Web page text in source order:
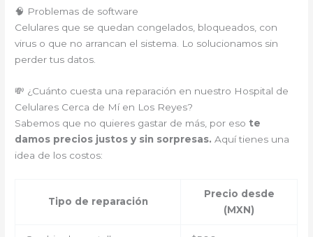
🧠 Problemas de software
Celulares que se quedan congelados, bloqueados, con
virus o que no arrancan el sistema. Lo solucionamos sin
perder tus datos.
💸 ¿Cuánto cuesta una reparación en nuestro Hospital de
Celulares Cerca de Mí en Los Reyes?
Sabemos que no quieres gastar de más, por eso te
damos precios justos y sin sorpresas. Aquí tienes una
idea de los costos:
Tipo de reparación
Precio desde
(MXN)